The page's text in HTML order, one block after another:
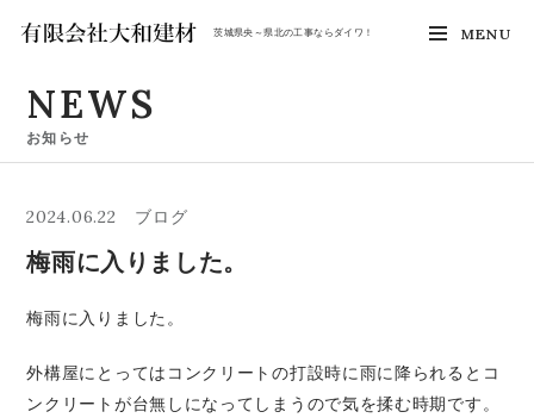
茨城県央～県北の工事ならダイワ！ MENU
NEWS
お知らせ
2024.06.22 ブログ
梅雨に入りました。
梅雨に入りました。
外構屋にとってはコンクリートの打設時に雨に降られるとコ
ンクリートが台無しになってしまうので気を揉む時期です。